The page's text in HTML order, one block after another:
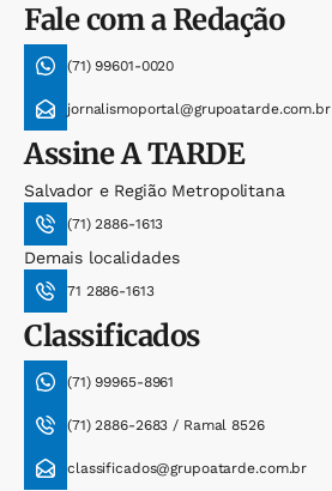
Fale com a Redação
(71) 99601-0020
jornalismoportal@grupoatarde.com.br
AssineA TARDE
Salvador e Região Metropolitana
(71) 2886-1613
Demais localidades
71 2886-1613
Classificados
(71) 99965-8961
(71) 2886-2683 / Ramal 8526
classificados@grupoatarde.com.br